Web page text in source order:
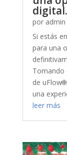
digital.
por admin
Si estás
para una
Tomando
de
una
leer más